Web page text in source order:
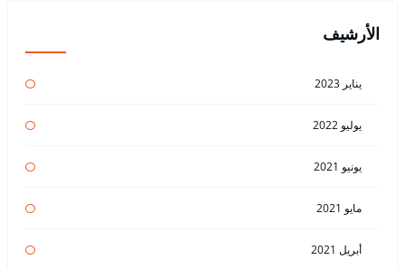
الأرشيف
يناير 2023
يوليو 2022
يونيو 2021
مايو 2021
أبريل 2021